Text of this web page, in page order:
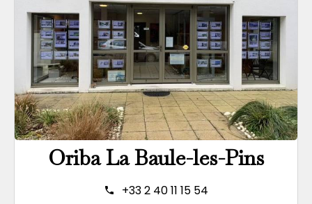
Oriba La Baule-les-Pins
+33 2 40 11 15 54